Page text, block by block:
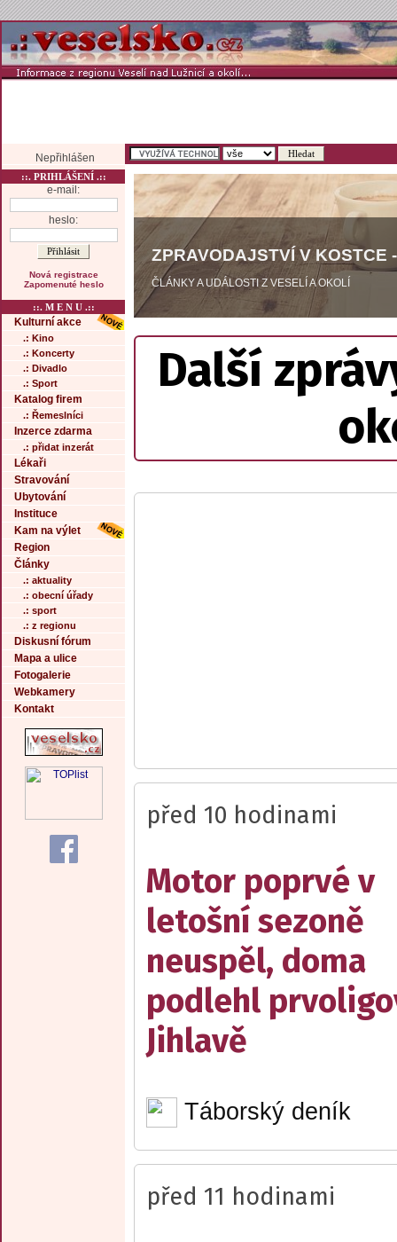
Nepřihlášen
::. PRIHLÁŠENÍ .::
e-mail:
heslo:
Nová registrace
Zapomenuté heslo
::. M E N U .::
Kulturní akce
.: Kino
.: Koncerty
.: Divadlo
.: Sport
Katalog firem
.: Řemeslníci
Inzerce zdarma
.: přidat inzerát
Lékaři
Stravování
Ubytování
Instituce
Kam na výlet
Region
Články
.: aktuality
.: obecní úřady
.: sport
.: z regionu
Diskusní fórum
Mapa a ulice
Fotogalerie
Webkamery
Kontakt
ZPRAVODAJSTVÍ V KOSTCE
ČLÁNKY A UDÁLOSTI Z VESELÍ A OKOLÍ
Další
před 10 hodinami
Motor poprvé v
letošní sezoně
neuspěl, doma
podlehl
Jihlavě
Táborský deník
před 11 hodinami